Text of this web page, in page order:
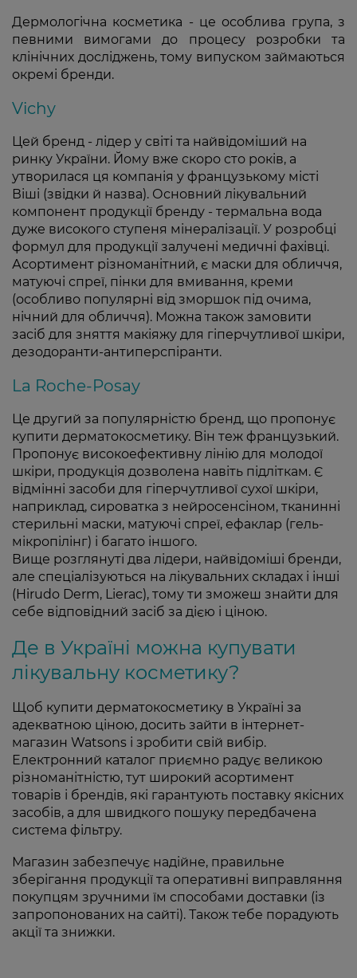
Дермологічна косметика - це особлива група, з
певними вимогами до процесу розробки та
клінічних досліджень, тому випуском займаються
окремі бренди.
Vichy
Цей бренд - лідер у світі та найвідоміший на
ринку України. Йому вже скоро сто років, а
утворилася ця компанія у французькому місті
Віші (звідки й назва). Основний лікувальний
компонент продукції бренду - термальна вода
дуже високого ступеня мінералізації. У розробці
формул для продукції залучені медичні фахівці.
Асортимент різноманітний, є маски для обличчя,
матуючі спреї, пінки для вмивання, креми
(особливо популярні від зморшок під очима,
нічний для обличчя). Можна також замовити
засіб для зняття макіяжу для гіперчутливої шкіри,
дезодоранти-антиперспіранти.
La Roche-Posay
Це другий за популярністю бренд, що пропонує
купити дерматокосметику. Він теж французький.
Пропонує високоефективну лінію для молодої
шкіри, продукція дозволена навіть підліткам. Є
відмінні засоби для гіперчутливої сухої шкіри,
наприклад, сироватка з нейросенсіном, тканинні
стерильні маски, матуючі спреї, ефаклар (гель-
мікропілінг) і багато іншого.
Вище розглянуті два лідери, найвідоміші бренди,
але спеціалізуються на лікувальних складах і інші
(Hirudo Derm, Lierac), тому ти зможеш знайти для
себе відповідний засіб за дією і ціною.
Де в Україні можна купувати
лікувальну косметику?
Щоб купити дерматокосметику в Україні за
адекватною ціною, досить зайти в інтернет-
магазин Watsons і зробити свій вибір.
Електронний каталог приємно радує великою
різноманітністю, тут широкий асортимент
товарів і брендів, які гарантують поставку якісних
засобів, а для швидкого пошуку передбачена
система фільтру.
Магазин забезпечує надійне, правильне
зберігання продукції та оперативні виправляння
покупцям зручними їм способами доставки (із
запропонованих на сайті). Також тебе порадують
акції та знижки.